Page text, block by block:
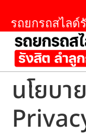
รถยกรถสไลด์
นโยบา